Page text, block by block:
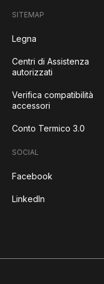
SITEMAP
Legna
Centri di Assistenza
autorizzati
Verifica compatibilità
accessori
Conto Termico 3.0
SOCIAL
Facebook
LinkedIn